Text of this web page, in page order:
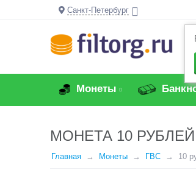
Санкт-Петербург
Монеты
МОНЕТА 10 РУБЛЕЙ
Главная Монеты ГВС 10